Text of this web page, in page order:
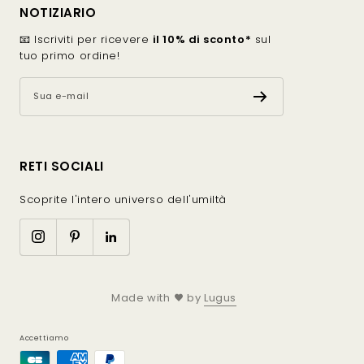
I diversi stili di giacche minimaliste
La giacca dritta è uno dei modelli più senza tempo. La
sua linea semplice struttura la silhouette senza
costringerla.
midi o jeans. È un capo ideale per chi cerca un look
più dolce.
Si indossa con pantaloni larghi, abiti lunghi o top
leggeri. Questa linea è particolarmente adatta alle
NOTIZIARIO
📧 Iscriviti per ricevere il 10% di sconto* sul
tuo primo ordine!
Sua e-mail
RETI SOCIALI
Scoprite l'intero universo dell'umiltà
Made with by Lugus
Accettiamo